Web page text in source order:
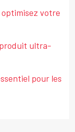
votre
produit ultra-
pour les